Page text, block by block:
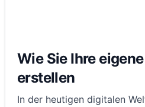
Wie Sie Ihre
erstellen
In der heutigen digitalen